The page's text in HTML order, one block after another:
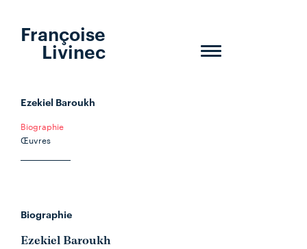
Toggle
Françoise
Livinec
Ezekiel Baroukh
Biographie
Œuvres
Biographie
Ezekiel Baroukh